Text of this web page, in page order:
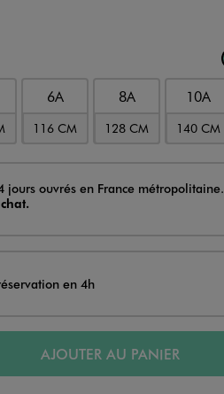
6A
116 CM
8A
128 CM
10A
140 CM
jours ouvrés en France métropolitaine.
en 4h
AJOUTER AU PANIER